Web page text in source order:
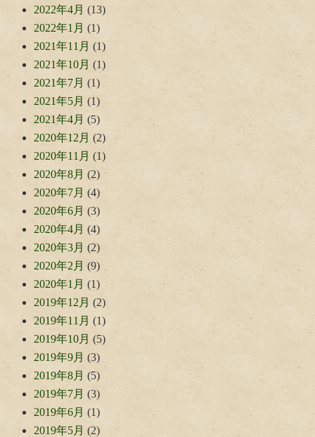
2022年4月 (13)
2022年1月 (1)
2021年11月 (1)
2021年10月 (1)
2021年7月 (1)
2021年5月 (1)
2021年4月 (5)
2020年12月 (2)
2020年11月 (1)
2020年8月 (2)
2020年7月 (4)
2020年6月 (3)
2020年4月 (4)
2020年3月 (2)
2020年2月 (9)
2020年1月 (1)
2019年12月 (2)
2019年11月 (1)
2019年10月 (5)
2019年9月 (3)
2019年8月 (5)
2019年7月 (3)
2019年6月 (1)
2019年5月 (2)